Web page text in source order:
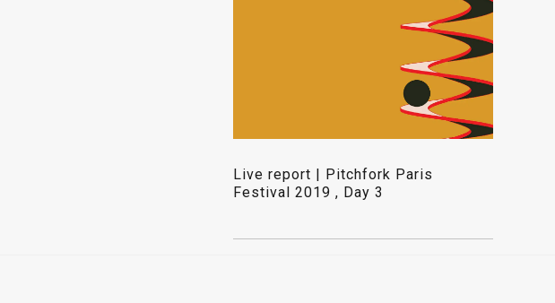
Live report | Pitchfork Paris
Festival 2019 , Day 3